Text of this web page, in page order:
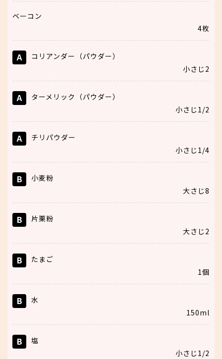
ベーコン
4枚
A
コリアンダー（パウダー）
小さじ2
A
ターメリック（パウダー）
小さじ1/2
A
チリパウダー
小さじ1/4
B
小麦粉
大さじ8
B
片栗粉
大さじ2
B
たまご
1個
B
水
150ml
B
塩
小さじ1/2